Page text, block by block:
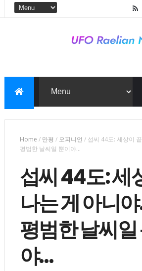
Home / 만평 / 오피니언 / 섭씨 44도: 세상이
평범한 날씨일 뿐이야...
섭씨 44도: 세
나는 게 아니
평범한 날씨일
야...